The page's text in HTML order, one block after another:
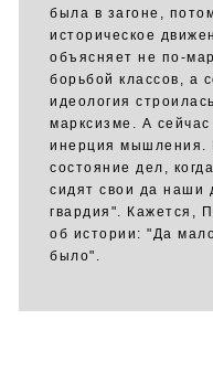
была в загоне,
историческое
объясняет не по-
борьбой классов, а
идеология
марксизме. А
инерция мышления.
состояние дел,
сидят свои да наши
гвардия". Кажется,
об истории: "Да
было".